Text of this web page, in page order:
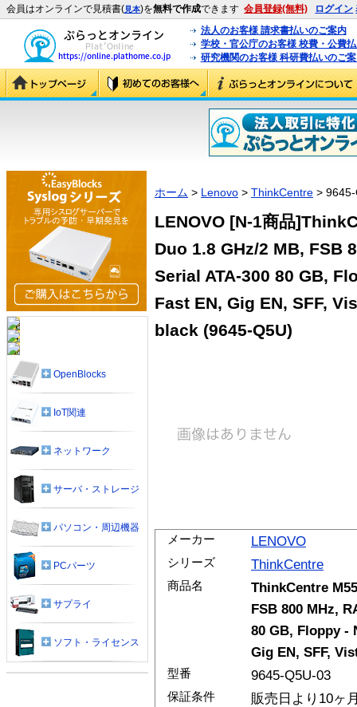
会員はオンラインで見積書(見本)を無料で作成できます 会員登録(無料) ログイン
法人のお客様 請求書払いのご案内
学校・官公庁のお客様 校費・公費
研究機関のお客様 科研費払いのご
ホーム > Lenovo > ThinkCentre >
LENOVO [N-1商品
Duo 1.8 GHz/2 MB, FSB
Serial ATA-300 80 GB,
Fast EN, Gig EN, SFF,
black (9645-Q5U)
メーカー LENOVO
シリーズ ThinkCentre
商品名
ThinkCentre
FSB 800 MHz,
80 GB, Floppy -
Gig EN, SFF,
型番 9645-Q5U-03
保証条件 販売日より10ヶ
OpenBlocks
IoT関連
ネットワーク
サーバ・ストレージ
パソコン・周辺機器
PCパーツ
サプライ
ソフト・ライセンス